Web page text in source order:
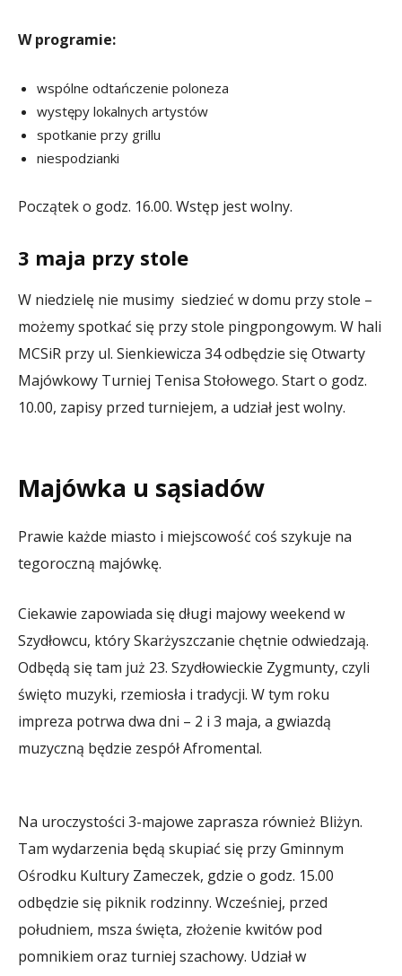
W programie:
wspólne odtańczenie poloneza
występy lokalnych artystów
spotkanie przy grillu
niespodzianki
Początek o godz. 16.00. Wstęp jest wolny.
3 maja przy stole
W niedzielę nie musimy siedzieć w domu przy stole –
możemy spotkać się przy stole pingpongowym. W hali
MCSiR przy ul. Sienkiewicza 34 odbędzie się Otwarty
Majówkowy Turniej Tenisa Stołowego. Start o godz.
10.00, zapisy przed turniejem, a udział jest wolny.
Majówka u sąsiadów
Prawie każde miasto i miejscowość coś szykuje na
tegoroczną majówkę.
Ciekawie zapowiada się długi majowy weekend w
Szydłowcu, który Skarżyszczanie chętnie odwiedzają.
Odbędą się tam już 23. Szydłowieckie Zygmunty, czyli
święto muzyki, rzemiosła i tradycji. W tym roku
impreza potrwa dwa dni – 2 i 3 maja, a gwiazdą
muzyczną będzie zespół Afromental.
Na uroczystości 3-majowe zaprasza również Bliżyn.
Tam wydarzenia będą skupiać się przy Gminnym
Ośrodku Kultury Zameczek, gdzie o godz. 15.00
odbędzie się piknik rodzinny. Wcześniej, przed
południem, msza święta, złożenie kwitów pod
pomnikiem oraz turniej szachowy. Udział w